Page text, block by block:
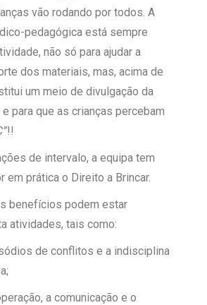
vão rodando por todos. A
pedagógica está sempre
não só para ajudar a
dos materiais, mas, acima de
um meio de divulgação da
para que as crianças percebam
!!
de intervalo, a equipa tem
em prática o Direito a Brincar.
benefícios podem estar
atividades, tais como:
de conflitos e a indisciplina
a comunicação e o